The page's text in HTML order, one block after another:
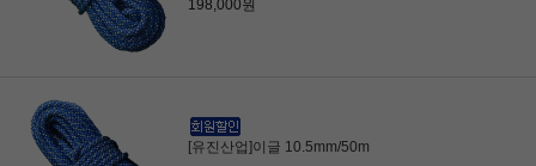
198,000원
[유진산업]이글 10.5mm/50m